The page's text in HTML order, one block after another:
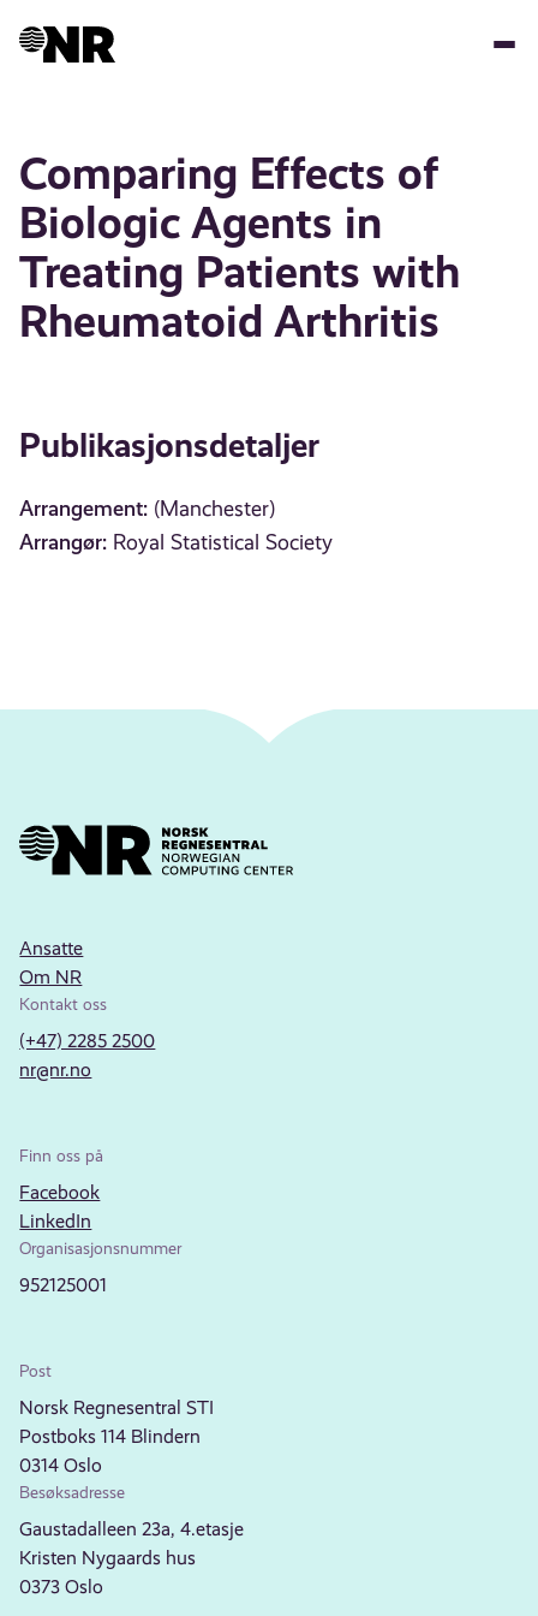
Comparing Effects of
Biologic Agents in
Treating Patients with
Rheumatoid Arthritis
Publikasjonsdetaljer
Arrangement: (Manchester)
Arrangør: Royal Statistical Society
Ansatte
Om NR
Kontakt oss
(+47) 2285 2500
nr@nr.no
Finn oss på
Facebook
LinkedIn
Organisasjonsnummer
952125001
Post
Norsk Regnesentral STI
Postboks 114 Blindern
0314 Oslo
Besøksadresse
Gaustadalleen 23a, 4.etasje
Kristen Nygaards hus
0373 Oslo